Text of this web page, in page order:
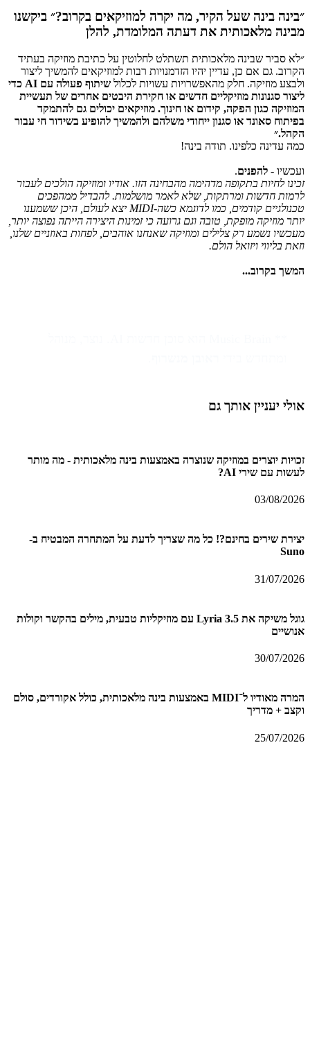
״בינה בינה שעל הקיר, מה יקרה למוזיקאים בקרוב?״ ביקשנו
מבינה מלאכותית את דעתה המלומדת, להלן
״לא סביר שבינה מלאכותית תשתלט לחלוטין על כתיבת מוזיקה בעתיד
הקרוב. גם אם כן, עדיין יהיו הזדמנויות רבות למוזיקאים להמשיך ליצור
ולבצע מוזיקה. חלק מהאפשרויות עשויות לכלול
שיתוף פעולה עם AI כדי
ליצור סגנונות מוזיקליים חדשים או חקירת היבטים אחרים של תעשיית
המוזיקה כגון הפקה, קידום או חינוך. מוזיקאים יכולים גם להתמקד
בפיתוח סאונד או סגנון ייחודי משלהם ולהמשיך להופיע בשידור חי עבור
הקהל.״
כמה עדינה כלפינו. תודה בינה!
ועכשיו - להפנים.
זכינו לחיות בתקופה מדהימה מהבחינה הזו. אודיו ומוזיקה הולכים לעבור
לרמות חדשות ומרתקות, שלא לאמר מושלמות. להבדיל ממהפכים
טכנולגיים קודמים, כמו לדוגמא כשה-MIDI יצא לעולם, היכן ששמענו
יותר מוזיקה מופקת, טובה וגם גרועה כי זמינות היצירה הייתה נפוצה יותר,
מעכשיו נשמע רק צלילים ומוזיקה שאנחנו אוהבים, לפחות באוזניים שלנו,
וזאת בליווי ויזואל הולם.
המשך בקרוב...
אולי יעניין אותך גם
זכויות יוצרים במוזיקה שנוצרה באמצעות בינה מלאכותית - מה מותר
לעשות עם שירי AI?
03/08/2026
יצירת שירים בחינם?! כל מה שצריך לדעת על המתחרה המבטיח ב-
Suno
31/07/2026
גוגל משיקה את Lyria 3.5 עם מוזיקליות טבעית, מילים בהקשר וקולות
אנושיים
30/07/2026
המרה מאודיו ל־MIDI באמצעות בינה מלאכותית, כולל אקורדים, סולם
וקצב + מדריך
25/07/2026